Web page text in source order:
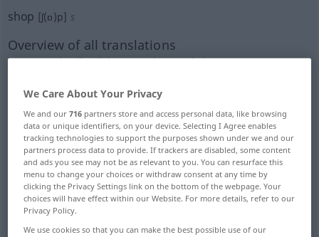
shop [ʃ(ɒ)p] s
Overview of all translations
(For more details, click/tap on the translation)
KaufLaden, Geschäft
ReparaturWerkstatt Abteilung
Geschäft, Gewerbe, Beruf, Fach
Betrieb, Fabrik, Werk Laden, Penne, Uni
We Care About Your Privacy
We and our716 partners store and access personal data, like browsing
data or unique identifiers, on your device. Selecting I Agree enables
tracking technologies to support the purposes shown under we and our
partners process data to provide. If trackers are disabled, some content
and ads you see may not be as relevant to you. You can resurface this
menu to change your choices or withdraw consent at any time by
clicking the Privacy Settings link on the bottom of the webpage. Your
choices will have effect within our Website. For more details, refer to our
Privacy Policy.
We use cookies so that you can make the best possible use of our